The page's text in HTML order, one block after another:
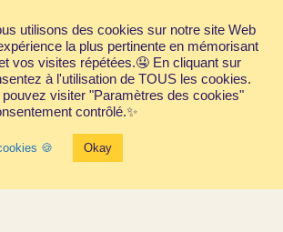
Quartier Gare Saint-Roch
34000 Montpellier
04 99 64 11 60
LUNDI au VENDREDI 11:45-14:00 et 18:30-
21:30
Fermé les samedis et dimanches
utilisons des cookies sur notre site Web
la plus pertinente en mémorisant
vos visites répétées.🤤 En cliquant sur
à l'utilisation de TOUS les cookies.
visiter "Paramètres des cookies"
contrôlé.✨
🍪 Okay